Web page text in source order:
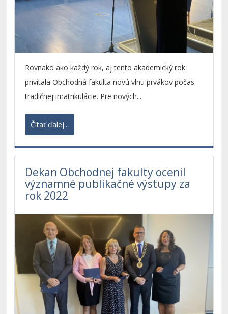
Rovnako ako každý rok, aj tento akademický rok
privítala Obchodná fakulta novú vlnu prvákov počas
tradičnej imatrikulácie. Pre nových...
Čítať ďalej...
Dekan Obchodnej fakulty ocenil
významné publikačné výstupy za
rok 2022